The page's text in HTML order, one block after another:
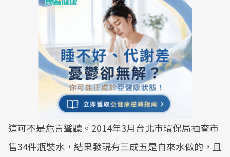
這可不是危言聳聽。2014年3月台北市環保局抽查市
售34件瓶裝水，結果發現有三成五是自來水做的，且